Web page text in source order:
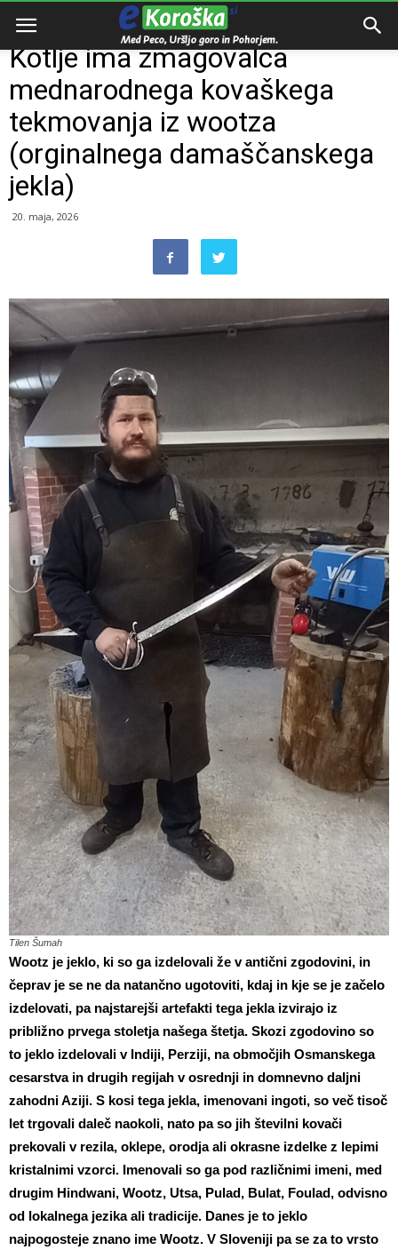
Domov
Kotlje ima zmagovalca
mednarodnega kovaškega
tekmovanja iz wootza
(orginalnega damaščanskega
jekla)
20. maja, 2026
Tilen Šumah
Wootz je jeklo, ki so ga izdelovali že v antični zgodovini, in
čeprav je se ne da natančno ugotoviti, kdaj in kje se je začelo
izdelovati, pa najstarejši artefakti tega jekla izvirajo iz
približno prvega stoletja našega štetja. Skozi zgodovino so
to jeklo izdelovali v Indiji, Perziji, na območjih Osmanskega
cesarstva in drugih regijah v osrednji in domnevno daljni
zahodni Aziji. S kosi tega jekla, imenovani ingoti, so več tisoč
let trgovali daleč naokoli, nato pa so jih številni kovači
prekovali v rezila, oklepe, orodja ali okrasne izdelke z lepimi
kristalnimi vzorci. Imenovali so ga pod različnimi imeni, med
drugim Hindwani, Wootz, Utsa, Pulad, Bulat, Foulad, odvisno
od lokalnega jezika ali tradicije. Danes je to jeklo
najpogosteje znano ime Wootz. V Sloveniji pa se za to vrsto